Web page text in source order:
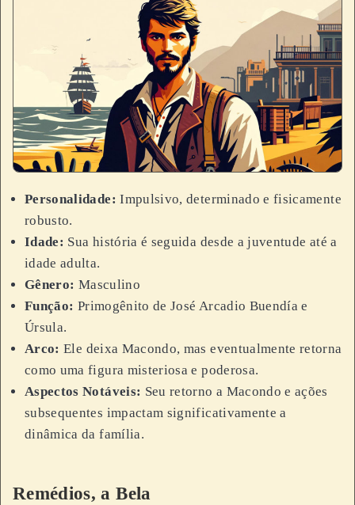
Personalidade: Impulsivo, determinado e fisicamente
robusto.
Idade: Sua história é seguida desde a juventude até a
idade adulta.
Gênero: Masculino
Função: Primogênito de José Arcadio Buendía e
Úrsula.
Arco: Ele deixa Macondo, mas eventualmente retorna
como uma figura misteriosa e poderosa.
Aspectos Notáveis: Seu retorno a Macondo e ações
subsequentes impactam significativamente a
dinâmica da família.
Remédios, a Bela